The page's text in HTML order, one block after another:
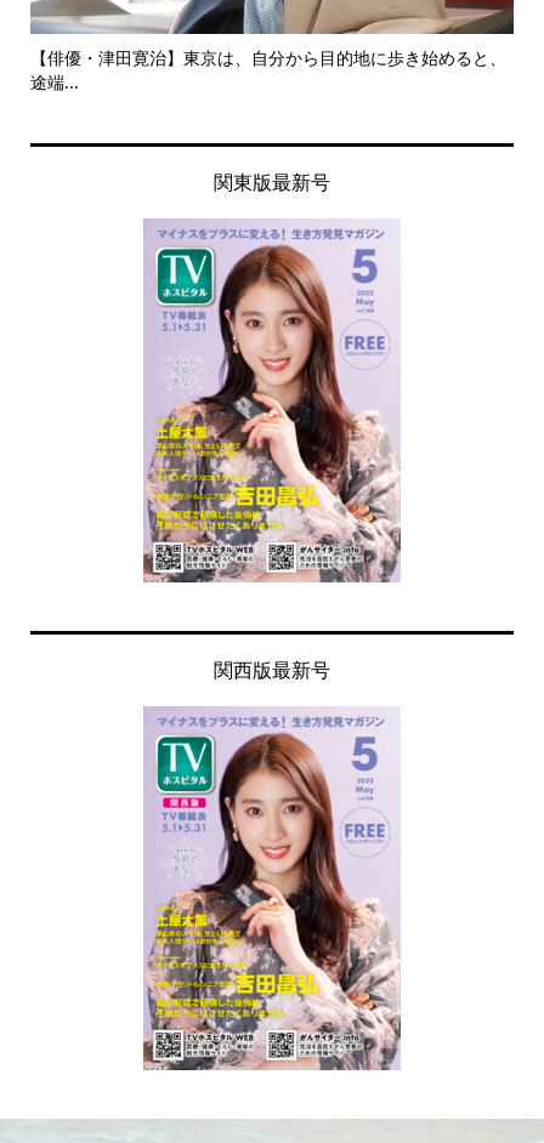
【俳優・津田寛治】東京は、自分から目的地に歩き始めると、
途端...
関東版最新号
関西版最新号